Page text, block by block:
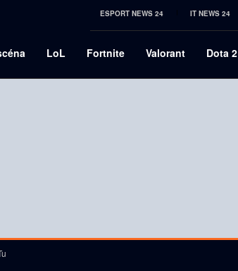
ESPORT NEWS 24 IT NEWS 24
LoL Fortnite Valorant Dota 2